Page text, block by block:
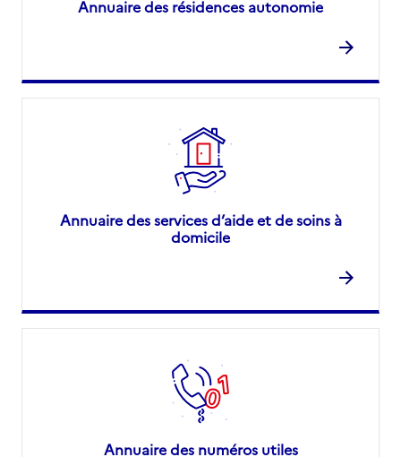
Annuaire des résidences autonomie
Annuaire des services d’aide et de soins à
domicile
Annuaire des numéros utiles